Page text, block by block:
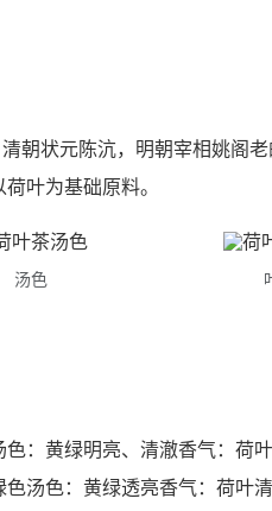
朝状元陈沆，明朝宰相姚阁
叶为基础原料。
汤色
：黄绿明亮、清澈香气：荷
汤色：黄绿透亮香气：荷叶